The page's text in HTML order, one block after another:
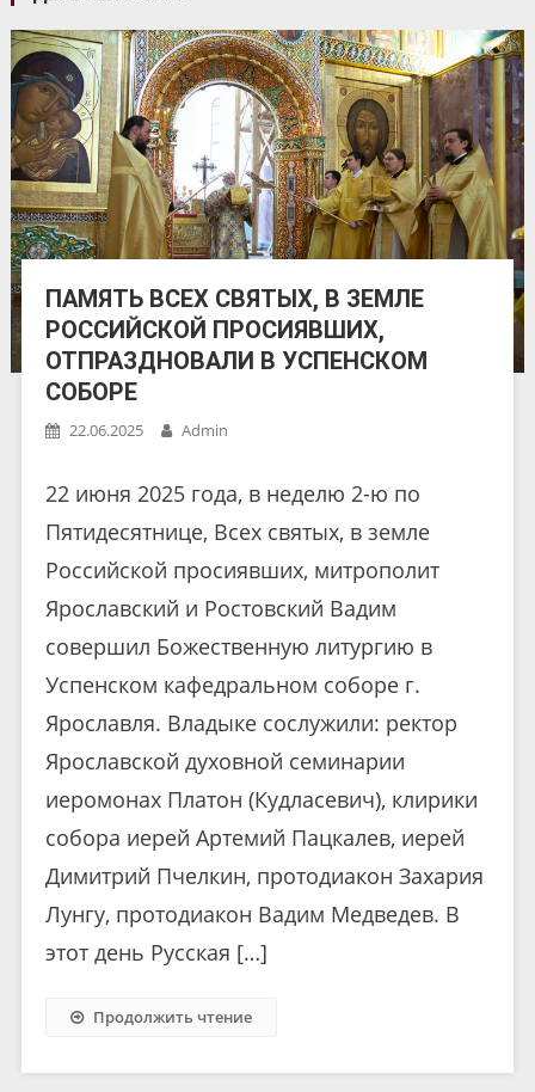
ПАМЯТЬ ВСЕХ СВЯТЫХ, В ЗЕМЛЕ
РОССИЙСКОЙ ПРОСИЯВШИХ,
ОТПРАЗДНОВАЛИ В УСПЕНСКОМ
СОБОРЕ
22.06.2025 Admin
22 июня 2025 года, в неделю 2-ю по
Пятидесятнице, Всех святых, в земле
Российской просиявших, митрополит
Ярославский и Ростовский Вадим
совершил Божественную литургию в
Успенском кафедральном соборе г.
Ярославля. Владыке сослужили: ректор
Ярославской духовной семинарии
иеромонах Платон (Кудласевич), клирики
собора иерей Артемий Пацкалев, иерей
Димитрий Пчелкин, протодиакон Захария
Лунгу, протодиакон Вадим Медведев. В
этот день Русская […]
Продолжить чтение